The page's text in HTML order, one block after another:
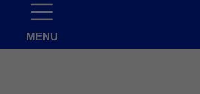
MENU